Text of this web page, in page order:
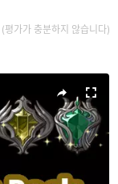
(평가가 충분하지 않습니다)